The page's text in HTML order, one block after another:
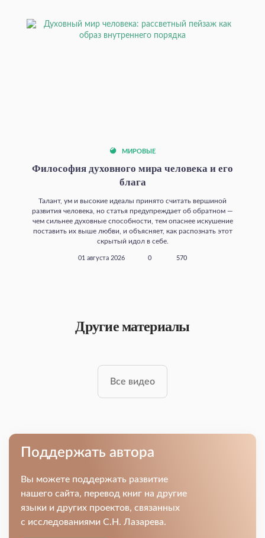
МИРОВЫЕ
Философия духовного мира человека и его
блага
Талант, ум и высокие идеалы принято считать вершиной
развития человека, но статья предупреждает об обратном —
чем сильнее духовные способности, тем опаснее искушение
поставить их выше любви, и объясняет, как распознать этот
скрытый идол в себе.
01 августа 2026 0 570
Другие материалы
Все видео
Поддержать автора
Вы можете поддержать развитие
нашего сайта, перевод книг на другие
языки и других проектов, связанных
с исследованиями С.Н. Лазарева.